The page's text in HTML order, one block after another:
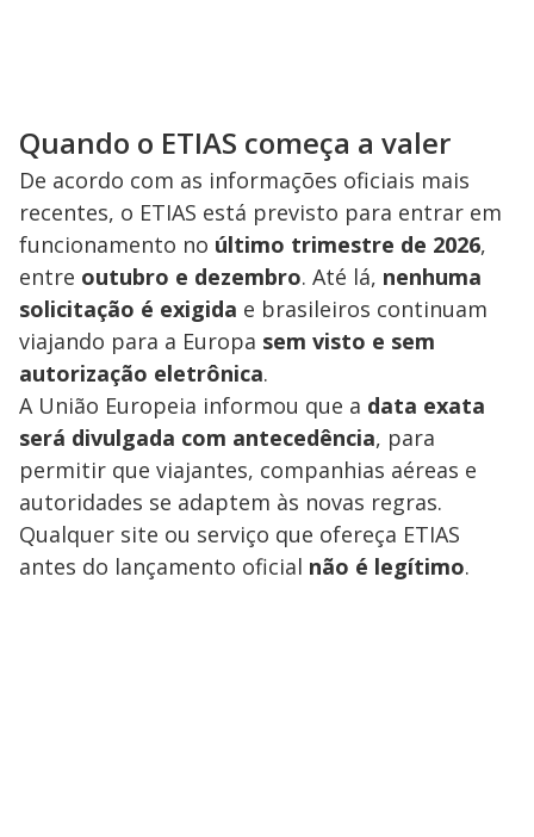
Quando o ETIAS começa a valer
De acordo com as informações oficiais mais
recentes, o ETIAS está previsto para entrar em
funcionamento no último trimestre de 2026,
entre outubro e dezembro. Até lá, nenhuma
solicitação é exigida e brasileiros continuam
viajando para a Europa sem visto e sem
autorização eletrônica.
A União Europeia informou que a data exata
será divulgada com antecedência, para
permitir que viajantes, companhias aéreas e
autoridades se adaptem às novas regras.
Qualquer site ou serviço que ofereça ETIAS
antes do lançamento oficial não é legítimo.